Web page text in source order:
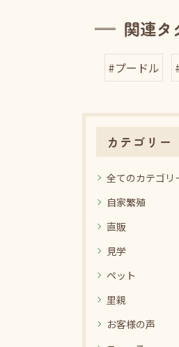
関連タ
#プードル
カテゴリー
全てのカテゴリ
自家繁殖
直販
見学
ペット
里親
お客様の声